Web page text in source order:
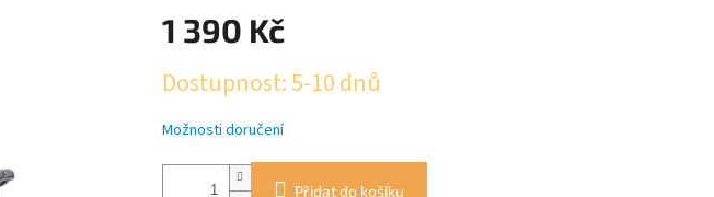
1 390 Kč
cena:
Dostupnost: 5-10 dnů
Možnosti doručení
Přidat do košíku